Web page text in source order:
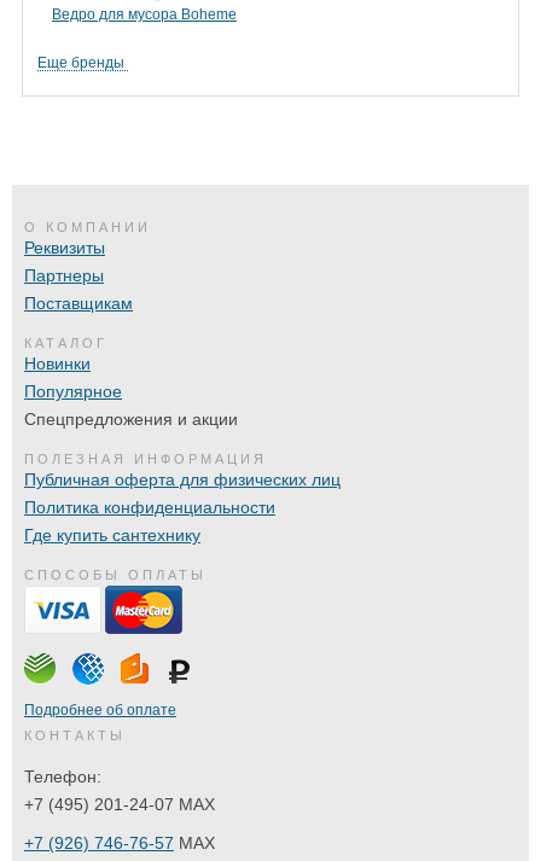
Ведро для мусора Boheme
Еще бренды
О КОМПАНИИ
Реквизиты
Партнеры
Поставщикам
КАТАЛОГ
Новинки
Популярное
Спецпредложения и акции
ПОЛЕЗНАЯ ИНФОРМАЦИЯ
Публичная оферта для физических лиц
Политика конфиденциальности
Где купить сантехнику
СПОСОБЫ ОПЛАТЫ
Подробнее об оплате
КОНТАКТЫ
Телефон:
+7 (495) 201-24-07 MAX
+7 (926) 746-76-57 MAX